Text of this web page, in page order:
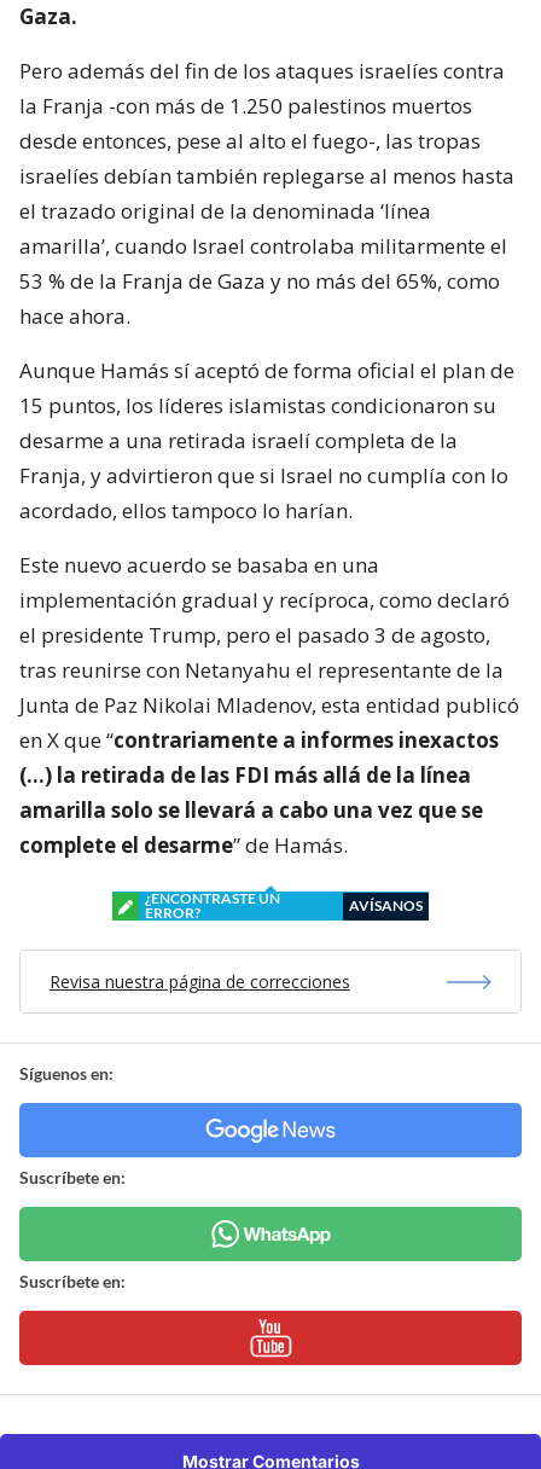
Gaza.
Pero además del fin de los ataques israelíes contra
la Franja -con más de 1.250 palestinos muertos
desde entonces, pese al alto el fuego-, las tropas
israelíes debían también replegarse al menos hasta
el trazado original de la denominada ‘línea
amarilla’, cuando Israel controlaba militarmente el
53 % de la Franja de Gaza y no más del 65%, como
hace ahora.
Aunque Hamás sí aceptó de forma oficial el plan de
15 puntos, los líderes islamistas condicionaron su
desarme a una retirada israelí completa de la
Franja, y advirtieron que si Israel no cumplía con lo
acordado, ellos tampoco lo harían.
Este nuevo acuerdo se basaba en una
implementación gradual y recíproca, como declaró
el presidente Trump, pero el pasado 3 de agosto,
tras reunirse con Netanyahu el representante de la
Junta de Paz Nikolai Mladenov, esta entidad publicó
en X que “contrariamente a informes inexactos
(…) la retirada de las FDI más allá de la línea
amarilla solo se llevará a cabo una vez que se
complete el desarme” de Hamás.
¿ENCONTRASTE UN
ERROR?
AVÍSANOS
Revisa nuestra página de correcciones
Síguenos en:
Suscríbete en:
Suscríbete en:
Mostrar Comentarios